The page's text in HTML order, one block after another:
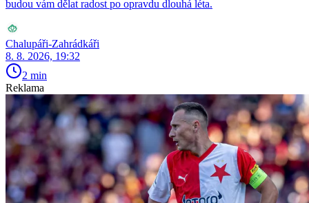
budou vám dělat radost po opravdu dlouhá léta.
Chalupáři-Zahrádkáři
8. 8. 2026, 19:32
2 min
Reklama